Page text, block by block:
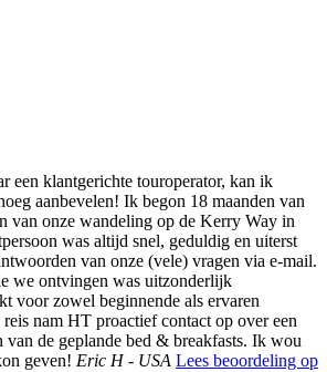
een klantgerichte touroperator, kan ik
aanbevelen! Ik begon 18 maanden van
van onze wandeling op de Kerry Way in
was altijd snel, geduldig en uiterst
van onze (vele) vragen via e-mail.
we ontvingen was uitzonderlijk
voor zowel beginnende als ervaren
nam HT proactief contact op over een
van de geplande bed & breakfasts. Ik wou
geven! Eric H - USA Lees beoordeling op